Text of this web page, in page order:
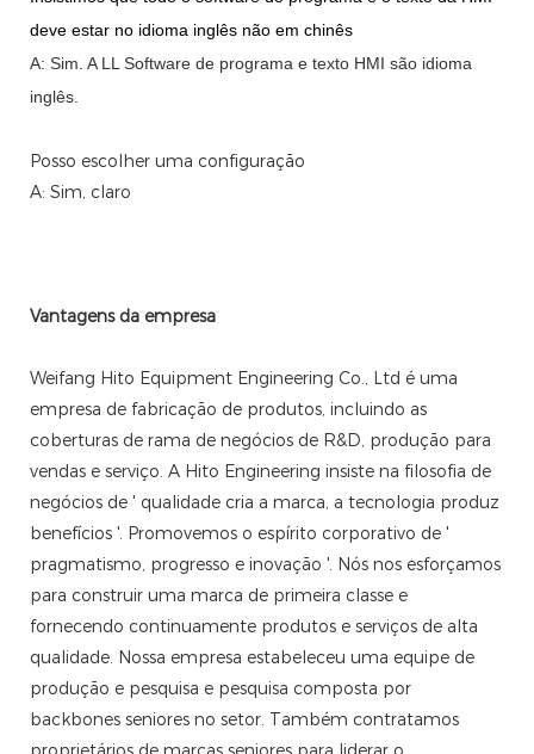
deve estar no idioma inglês não em chinês
A: Sim. ALL Software de programa e texto HMI são idioma
inglês.
Posso escolher uma configuração
A: Sim, claro
Vantagens da empresa
Weifang Hito Equipment Engineering Co., Ltd é uma
empresa de fabricação de produtos, incluindo as
coberturas de rama de negócios de R&D, produção para
vendas e serviço. A Hito Engineering insiste na filosofia de
negócios de ' qualidade cria a marca, a tecnologia produz
benefícios '. Promovemos o espírito corporativo de '
pragmatismo, progresso e inovação '. Nós nos esforçamos
para construir uma marca de primeira classe e
fornecendo continuamente produtos e serviços de alta
qualidade. Nossa empresa estabeleceu uma equipe de
produção e pesquisa e pesquisa composta por
backbones seniores no setor. Também contratamos